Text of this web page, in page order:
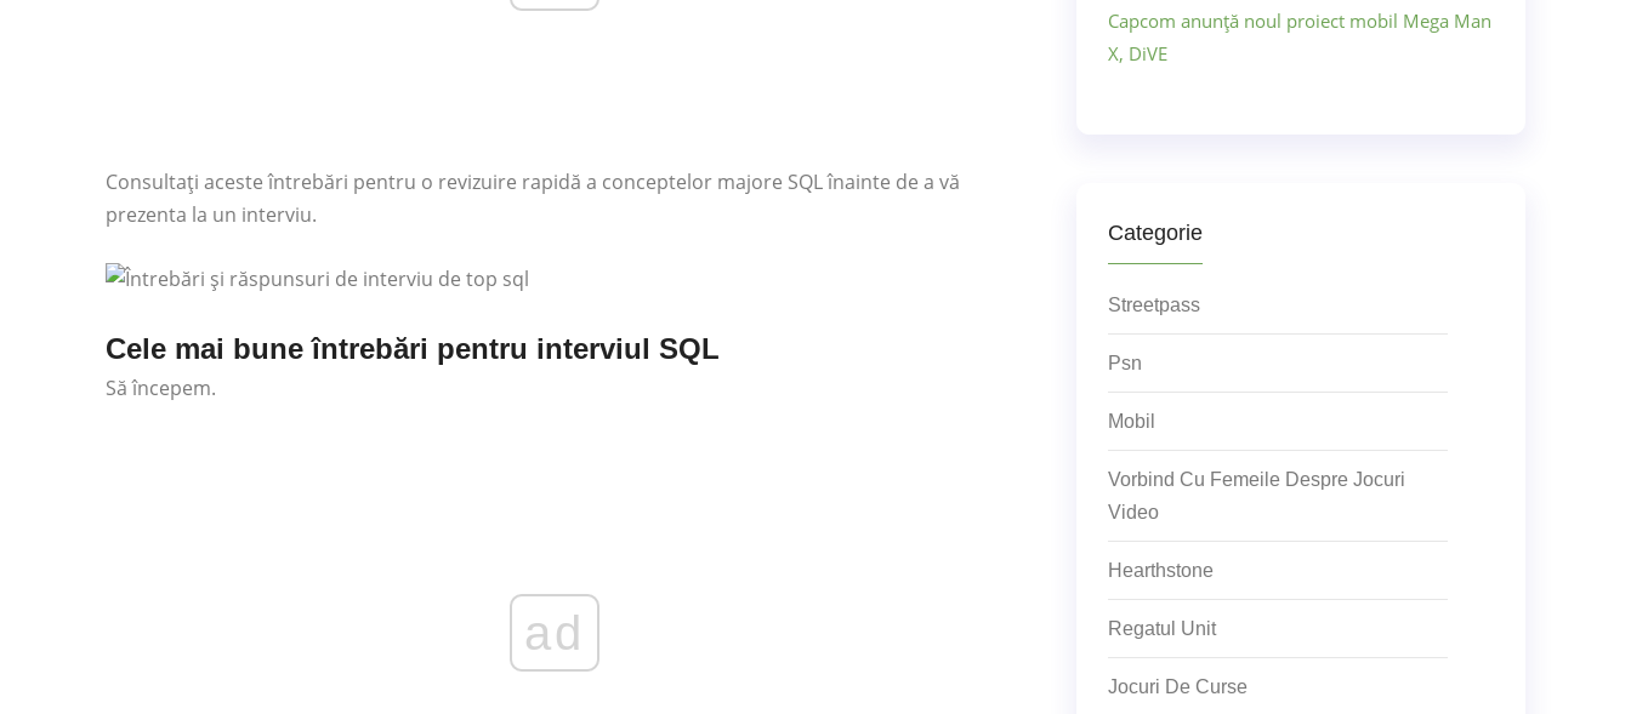
Consultați aceste întrebări pentru o revizuire rapidă a conceptelor majore SQL înainte de a vă
prezenta la un interviu.
Cele mai bune întrebări pentru interviul SQL
Să începem.
ad
Capcom anunță noul proiect mobil Mega Man
X, DiVE
Categorie
Streetpass
Psn
Mobil
Vorbind Cu Femeile Despre Jocuri
Video
Hearthstone
Regatul Unit
Jocuri De Curse